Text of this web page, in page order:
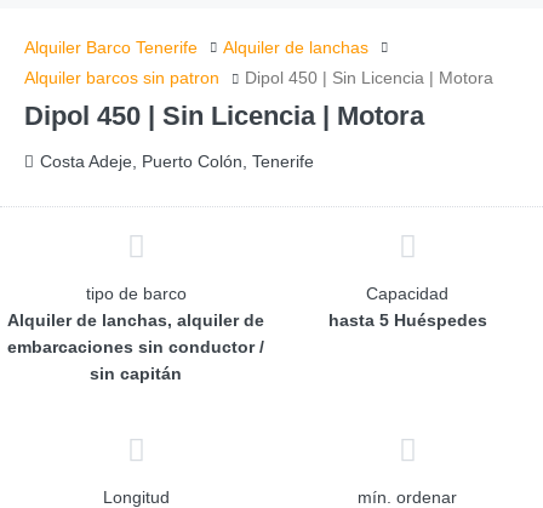
Alquiler Barco Tenerife
Alquiler de lanchas
Alquiler barcos sin patron
Dipol 450 | Sin Licencia | Motora
Dipol 450 | Sin Licencia | Motora
Costa Adeje, Puerto Colón, Tenerife
tipo de barco
Alquiler de lanchas, alquiler de
embarcaciones sin conductor /
sin capitán
Capacidad
hasta 5 Huéspedes
Longitud
mín. ordenar